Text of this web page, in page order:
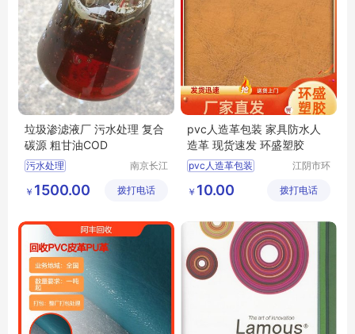
垃圾渗滤液厂 污水处理 复合
碳源 粗甘油COD
污水处理
污水处理行情
南京长江
科技有限
￥ 1500.00 拨打电话
pvc人造革包装 家具防水人
造革 现货速发 环盛塑胶
pvc人造革包装
家具箱包翻新人造皮革
家具防水人造革
江阴市环
限公司
￥ 10.00 拨打电话